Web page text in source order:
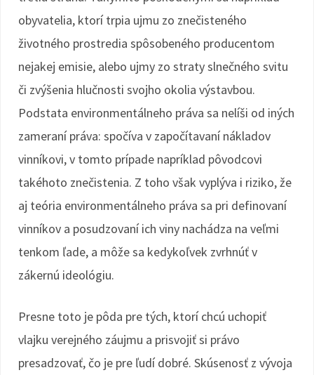
obyvatelia, ktorí trpia ujmu zo znečisteného
životného prostredia spôsobeného producentom
nejakej emisie, alebo ujmy zo straty slnečného svitu
či zvýšenia hlučnosti svojho okolia výstavbou.
Podstata environmentálneho práva sa nelíši od iných
zameraní práva: spočíva v započítavaní nákladov
vinníkovi, v tomto prípade napríklad pôvodcovi
takéhoto znečistenia. Z toho však vyplýva i riziko, že
aj teória environmentálneho práva sa pri definovaní
vinníkov a posudzovaní ich viny nachádza na veľmi
tenkom ľade, a môže sa kedykoľvek zvrhnúť v
zákernú ideológiu.
Presne toto je pôda pre tých, ktorí chcú uchopiť
vlajku verejného záujmu a prisvojiť si právo
presadzovať, čo je pre ľudí dobré. Skúsenosť z vývoja